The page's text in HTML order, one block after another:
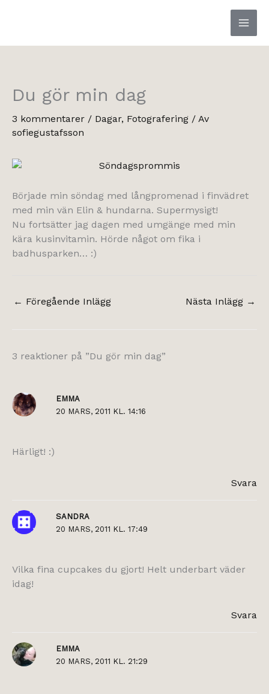
Du gör min dag
3 kommentarer / Dagar, Fotografering / Av
sofiegustafsson
Började min söndag med långpromenad i finvädret
med min vän Elin & hundarna. Supermysigt!
Nu fortsätter jag dagen med umgänge med min
kära kusinvitamin. Hörde något om fika i
badhusparken… :)
← Föregående Inlägg Nästa Inlägg →
3 reaktioner på ”Du gör min dag”
EMMA
20 MARS, 2011 KL. 14:16
Härligt! :)
Svara
SANDRA
20 MARS, 2011 KL. 17:49
Vilka fina cupcakes du gjort! Helt underbart väder
idag!
Svara
EMMA
20 MARS, 2011 KL. 21:29